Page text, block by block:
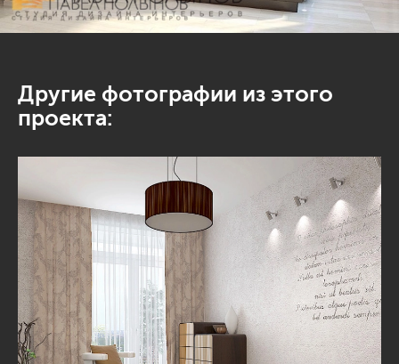
Другие фотографии из этого
проекта: